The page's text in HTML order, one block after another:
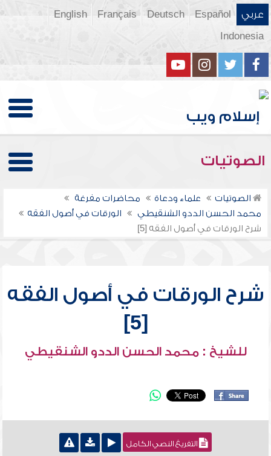
عربي Español
Deutsch
Français
English
Indonesia
الصوتيات
الصوتيات علماء ودعاة
محاضرات مفرغة
محمد الحسن الددو الشنقيطي
الورقات في أصول الفقه
شرح الورقات في أصول الفقه [5]
شرح الورقات في أصول الفقه
[5]
للشيخ : محمد الحسن الددو الشنقيطي
التفريغ النصي الكامل